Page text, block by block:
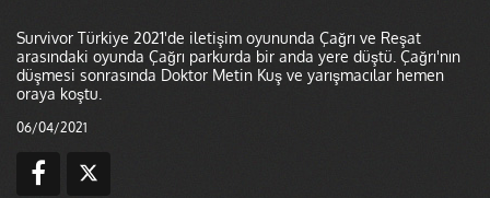
Survivor Türkiye 2021'de iletişim oyununda Çağrı ve Reşat
arasındaki oyunda Çağrı parkurda bir anda yere düştü. Çağrı'nın
düşmesi sonrasında Doktor Metin Kuş ve yarışmacılar hemen
oraya koştu.
06/04/2021